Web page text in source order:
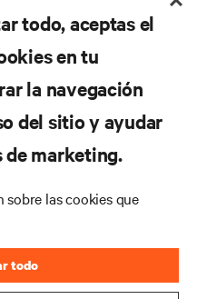
una
lista de correos
novedades de
Vertiv.
todo, aceptas el
en tu
la navegación
del sitio y ayudar
de marketing.
las cookies que
todo